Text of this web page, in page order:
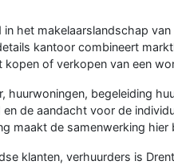
het makelaarslandschap
kantoor combineert
of verkopen van een
huurwoningen, begeleiding
de aandacht voor de
maakt de samenwerking hier
klanten, verhuurders is